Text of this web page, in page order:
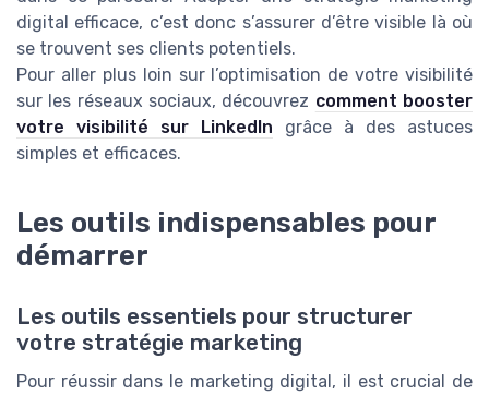
digital efficace, c’est donc s’assurer d’être visible là où
se trouvent ses clients potentiels.
Pour aller plus loin sur l’optimisation de votre visibilité
sur les réseaux sociaux, découvrez comment booster
votre visibilité sur LinkedIn grâce à des astuces
simples et efficaces.
Les outils indispensables pour
démarrer
Les outils essentiels pour structurer
votre stratégie marketing
Pour réussir dans le marketing digital, il est crucial de